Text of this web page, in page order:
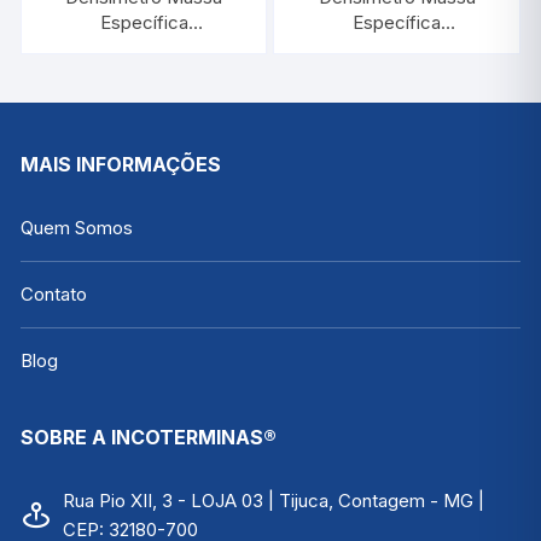
Específica
Específica
MAIS INFORMAÇÕES
Quem Somos
Contato
Blog
SOBRE A INCOTERMINAS®
Rua Pio XII, 3 - LOJA 03 | Tijuca, Contagem - MG |
CEP: 32180-700